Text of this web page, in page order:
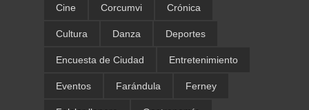
Cine Corcumvi Crónica
Cultura Danza Deportes
Encuesta de Ciudad Entretenimiento
Eventos Farándula Ferney